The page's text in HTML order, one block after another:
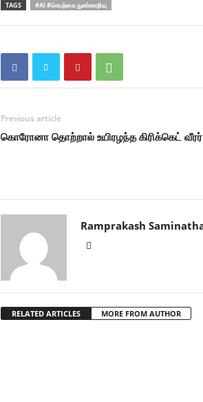
TAGS #AI #செயற்கை நுண்ணறிவு
Previous article
கொரோனா தொற்றால் உயிரழந்த கிரிக்கெட் வீரர்
Ramprakash
RELATED ARTICLES MORE FROM AUTHOR